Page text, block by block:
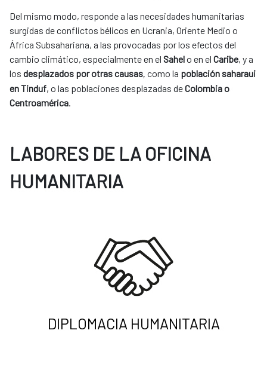
Del mismo modo, responde a las necesidades humanitarias
surgidas de conflictos bélicos en Ucrania, Oriente Medio o
África Subsahariana, a las provocadas por los efectos del
cambio climático, especialmente en el Sahelo en el Caribe, y a
los desplazados por otras causas, como la población saharaui
en Tinduf, o las poblaciones desplazadas deColombia o
Centroamérica.
LABORES DE LA OFICINA
HUMANITARIA
DIPLOMACIA HUMANITARIA